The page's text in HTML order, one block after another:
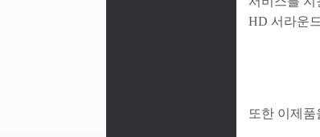
HD 서라운
또한 이제